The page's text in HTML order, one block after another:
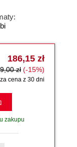
186,15 zł
zł (-15%)
cena z 30 dni
zakupu